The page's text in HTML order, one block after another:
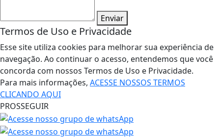
Enviar
Termos de Uso e Privacidade
Esse site utiliza cookies para melhorar sua experiência de
navegação. Ao continuar o acesso, entendemos que você
concorda com nossos Termos de Uso e Privacidade.
Para mais informações, ACESSE NOSSOS TERMOS
CLICANDO AQUI
PROSSEGUIR